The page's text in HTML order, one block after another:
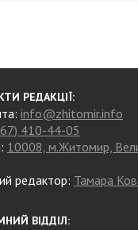
РЕДАКЦІЇ:
info@zhitomir.info
410-44-05
10008, м.Житомир,
редактор: Тамара
ВІДДІЛ: